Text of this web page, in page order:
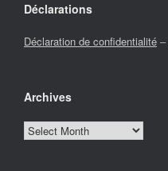
Déclarations
Déclaration de confidentialité –
Archives
Archives